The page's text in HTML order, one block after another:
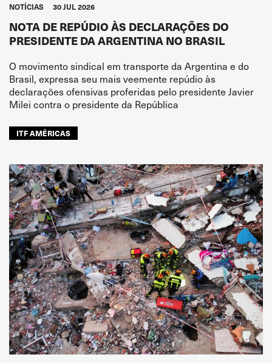
NOTÍCIAS 30 JUL 2026
NOTA DE REPÚDIO ÀS DECLARAÇÕES DO
PRESIDENTE DA ARGENTINA NO BRASIL
O movimento sindical em transporte da Argentina e do
Brasil, expressa seu mais veemente repúdio às
declarações ofensivas proferidas pelo presidente Javier
Milei contra o presidente da República
ITF AMÉRICAS